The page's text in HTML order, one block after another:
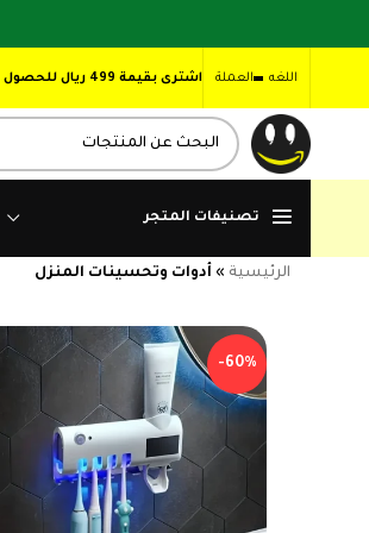
اللغه العملة اشترى بقيمة 499 ريال للحصول على شحن مجاني
تصنيفات المتجر
الرئيسية » أدوات وتحسينات المنزل
-60%